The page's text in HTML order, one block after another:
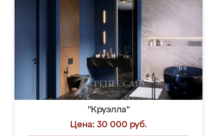
"Круэлла"
Цена: 30 000 руб.